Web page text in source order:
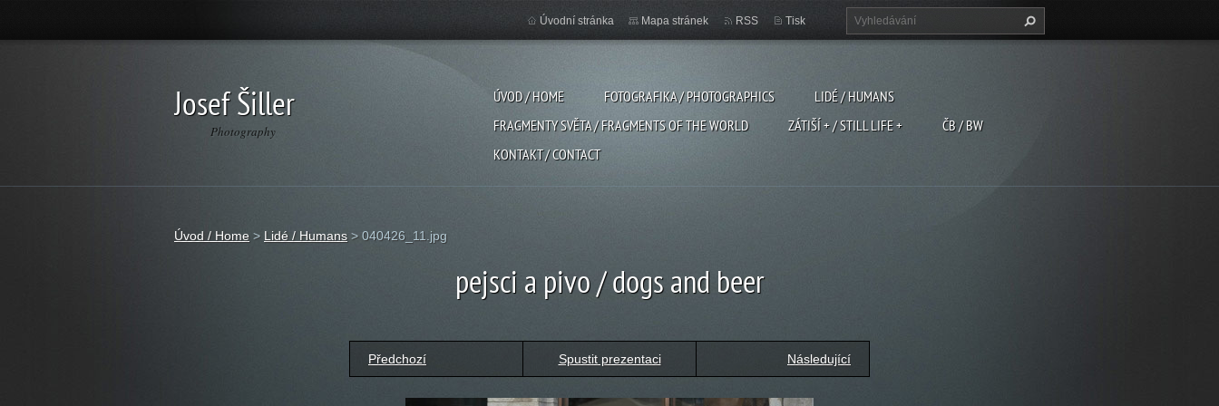
Josef Šiller
Photography
ÚVOD / HOME FOTOGRAFIKA / PHOTOGRAPHICS
LIDÉ / HUMANS
FRAGMENTY SVĚTA / FRAGMENTS OF THE WORLD
ZÁTIŠÍ + / STILL LIFE +
ČB / BW
KONTAKT / CONTACT
Úvodní stránka Mapa stránek RSS Tisk
Úvod / Home > Lidé / Humans >040426_11.jpg
pejsci a pivo / dogs and beer
Předchozí Spustit prezentaci Následující